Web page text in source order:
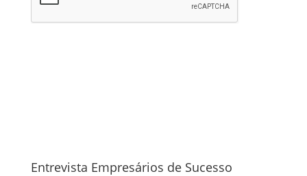
Entrevista Empresários de Sucesso